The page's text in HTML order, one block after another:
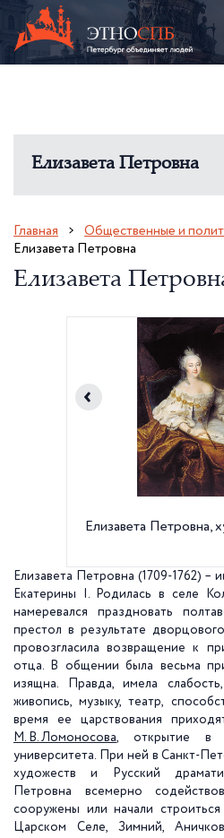
Елизавета Петровна
Главная
Общественные и
Елизавета Петровна
Елизавета
Елизавета Петровна,
Елизавета Петровна (1709-1762) –
Екате­рины I. Родилась в селе
намеревался праздновать
престол в результате
провозгласила возвращение к
отца. В общении была весьма
изящна. Правда, имела
живопись, музыку, театр,
время ее царствования
М. В. Ломоносова, открытие в
университета. При ней в Санкт-
художеств и Русский
Петровна всемерно
сооружены или начали
Царском Селе, Зимний,